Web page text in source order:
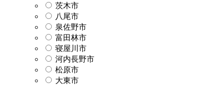
茨木市
八尾市
泉佐野市
富田林市
寝屋川市
河内長野市
松原市
大東市